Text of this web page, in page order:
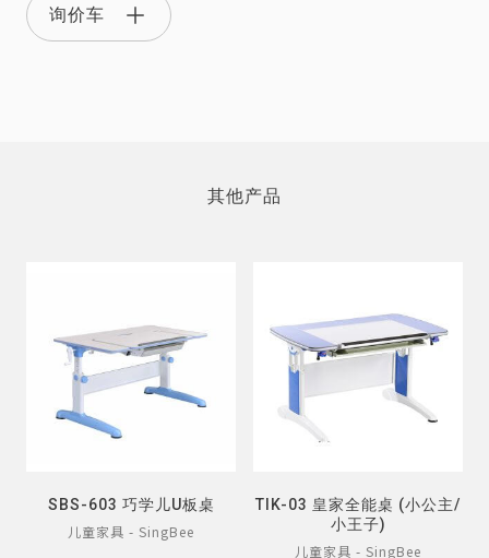
询价车
其他产品
SBS-603 巧学儿U板桌
儿童家具 - SingBee
TIK-03 皇家全能桌 (小公主/
小王子)
儿童家具 - SingBee